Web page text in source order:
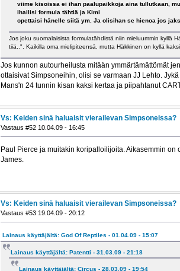
viime kisoissa ei ihan paalupaikkoja aina tullutkaan,
ihailisi formula tähtiä ja Kimi
opettaisi hänelle siitä ym. Ja olisihan se hienoa jos
Jos joku suomalaisista formulatähdistä niin mieluummin kyllä
tiiä..". Kaikilla oma mielipiteensä, mutta Häkkinen on kyllä
Jos kunnon autourheilusta mitään ymmärtämättömät
ottaisivat Simpsoneihin, olisi se varmaan JJ Lehto.
Mans'n 24 tunnin kisan kaksi kertaa ja piipahtanut
Vs: Keiden sinä haluaisit vierailevan Simpsoneissa?
Vastaus #52 10.04.09 - 16:45
Paul Pierce ja muitakin koripalloilijoita. Aikasemmin
James.
Vs: Keiden sinä haluaisit vierailevan Simpsoneissa?
Vastaus #53 19.04.09 - 20:12
Lainaus käyttäjältä: God Of Reptiles - 01.04.09 - 15:07
Lainaus käyttäjältä: Patentti - 31.03.09 - 21:18
Lainaus käyttäjältä: Circus - 28.03.09 - 19:54